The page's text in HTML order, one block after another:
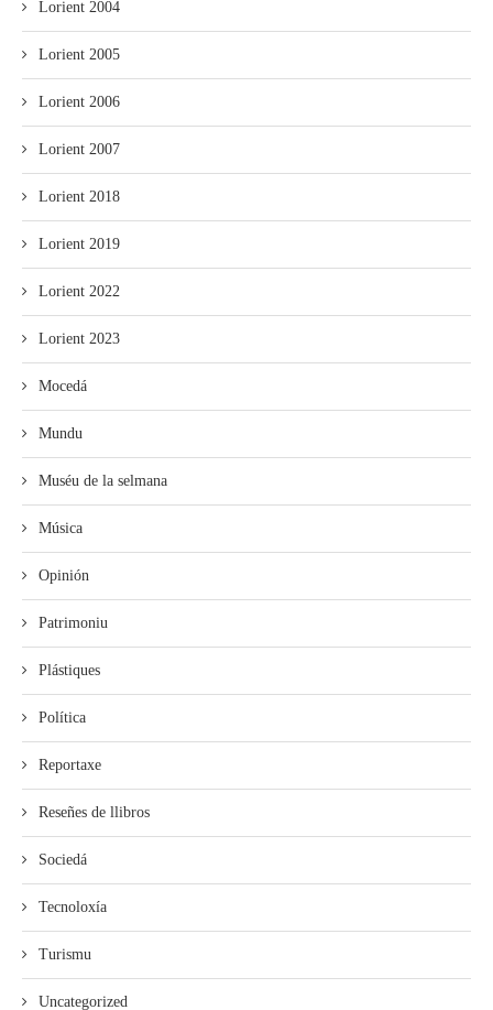
Lorient 2004
Lorient 2005
Lorient 2006
Lorient 2007
Lorient 2018
Lorient 2019
Lorient 2022
Lorient 2023
Mocedá
Mundu
Muséu de la selmana
Música
Opinión
Patrimoniu
Plástiques
Política
Reportaxe
Reseñes de llibros
Sociedá
Tecnoloxía
Turismu
Uncategorized